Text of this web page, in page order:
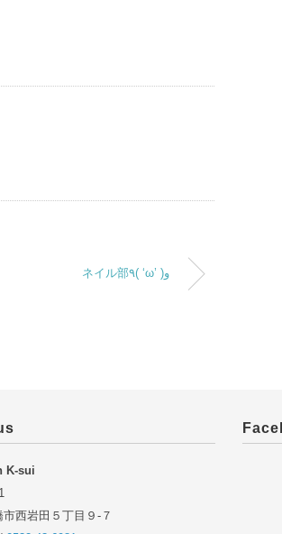
ネイル部٩( ‘ω’ )و
K-sui
西岩田５丁目９-７